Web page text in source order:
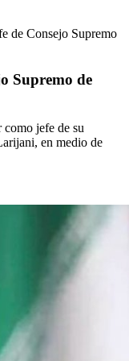
de Consejo Supremo
Supremo de
jefe de su
en medio de